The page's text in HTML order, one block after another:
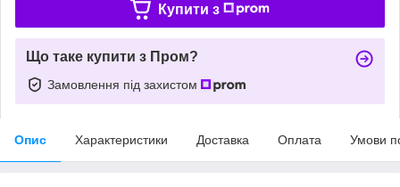
Купити з
Що таке купити з Пром?
Замовлення під захистом
Опис Характеристики Доставка Оплата Умови